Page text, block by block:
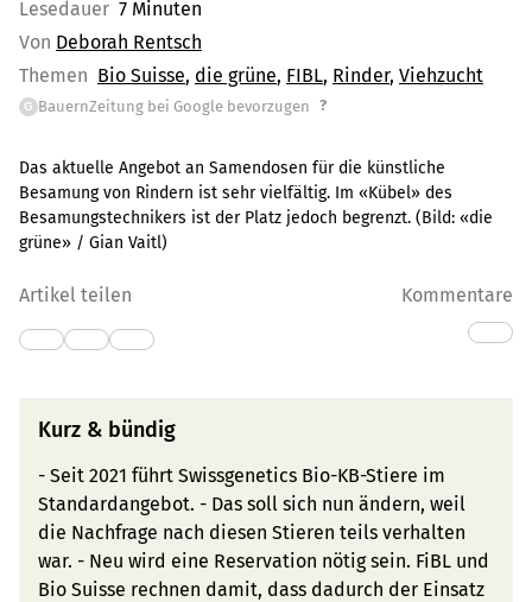
Lesedauer 7 Minuten
Von Deborah Rentsch
Themen Bio Suisse die grüne FIBL Rinder Viehzucht
G BauernZeitung bei Google bevorzugen ?
Das aktuelle Angebot an Samendosen für die künstliche
Besamung von Rindern ist sehr vielfältig. Im «Kübel» des
Besamungstechnikers ist der Platz jedoch begrenzt. (Bild: «die
grüne» / Gian Vaitl)
Artikel teilen Kommentare
Kurz & bündig
- Seit 2021 führt Swissgenetics Bio-KB-Stiere im
Standardangebot. - Das soll sich nun ändern, weil
die Nachfrage nach diesen Stieren teils verhalten
war. - Neu wird eine Reservation nötig sein. FiBL und
Bio Suisse rechnen damit, dass dadurch der Einsatz